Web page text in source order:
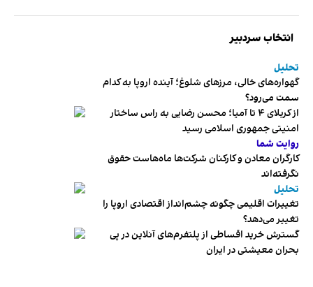
انتخاب سردبیر
تحلیل
گهواره‌های خالی، مرزهای شلوغ؛ آینده اروپا به کدام
سمت می‌رود؟
از کربلای ۴ تا آمیا؛ محسن رضایی به راس ساختار
امنیتی جمهوری اسلامی رسید
روایت شما
کارگران معادن و کارکنان شرکت‌ها ماه‌هاست حقوق
نگرفته‌اند
تحلیل
تغییرات اقلیمی چگونه چشم‌انداز اقتصادی اروپا را
تغییر می‌دهد؟
گسترش خرید اقساطی از پلتفرم‌های آنلاین در پی
بحران معیشتی در ایران